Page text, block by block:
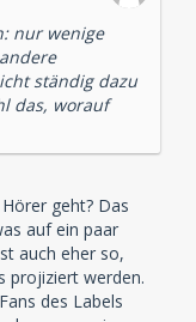
nur wenige
ständig dazu
das, worauf
geht? Das
auf ein paar
auch eher so,
projiziert werden.
des Labels